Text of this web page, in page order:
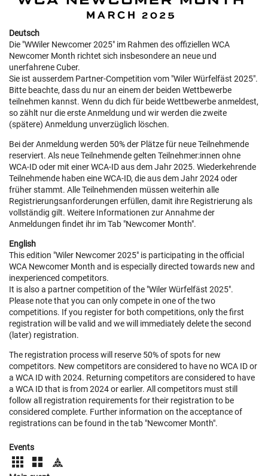
Deutsch
Die "WWiler Newcomer 2025" im Rahmen des offiziellen WCA
Newcomer Month richtet sich insbesondere an neue und
unerfahrene Cuber.
Sie ist ausserdem Partner-Competition vom "Wiler Würfelfäst 2025".
Bitte beachte, dass du nur an einem der beiden Wettbewerbe
teilnehmen kannst. Wenn du dich für beide Wettbewerbe anmeldest,
so zählt nur die erste Anmeldung und wir werden die zweite
(spätere) Anmeldung unverzüglich löschen.
Bei der Anmeldung werden 50% der Plätze für neue Teilnehmende
reserviert. Als neue Teilnehmende gelten Teilnehmer:innen ohne
WCA-ID oder mit einer WCA-ID aus dem Jahr 2025. Wiederkehrende
Teilnehmende haben eine WCA-ID, die aus dem Jahr 2024 oder
früher stammt. Alle Teilnehmenden müssen weiterhin alle
Registrierungsanforderungen erfüllen, damit ihre Registrierung als
vollständig gilt. Weitere Informationen zur Annahme der
Anmeldungen findet ihr im Tab "Newcomer Month".
English
This edition "Wiler Newcomer 2025" is participating in the official
WCA Newcomer Month and is especially directed towards new and
inexperienced competitors.
It is also a partner competition of the "Wiler Würfelfäst 2025".
Please note that you can only compete in one of the two
competitions. If you register for both competitions, only the first
registration will be valid and we will immediately delete the second
(later) registration.
The registration process will reserve 50% of spots for new
competitors. New competitors are considered to have no WCA ID or
a WCA ID with 2024. Returning competitors are considered to have
a WCA ID that is from 2024 or earlier. All competitors must still
follow all registration requirements for their registration to be
considered complete. Further information on the acceptance of
registrations can be found in the tab "Newcomer Month".
Events